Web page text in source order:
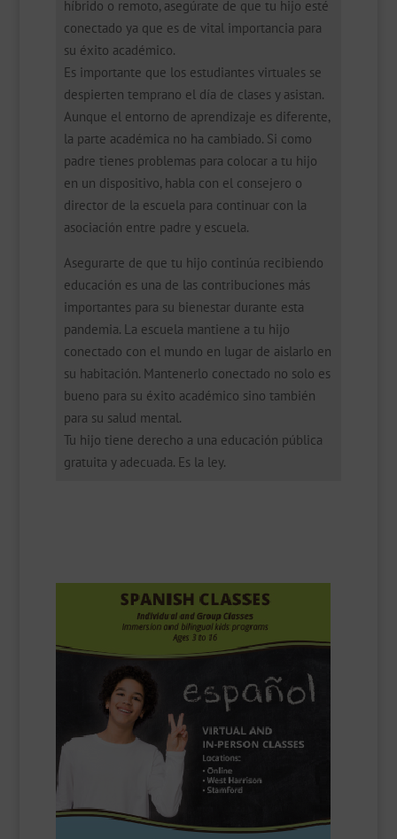
híbrido o remoto, asegúrate de que tu hijo esté
conectado ya que es de vital importancia para
su éxito académico.
Es importante que los estudiantes virtuales se
despierten temprano el día de clases y asistan.
Aunque el entorno de aprendizaje es diferente,
la parte académica no ha cambiado. Si como
padre tienes problemas para colocar a tu hijo
en un dispositivo, habla con el consejero o
director de la escuela para continuar con la
asociación entre padre y escuela.
Asegurarte de que tu hijo continúa recibiendo
educación es una de las contribuciones más
importantes para su bienestar durante esta
pandemia. La escuela mantiene a tu hijo
conectado con el mundo en lugar de aislarlo en
su habitación. Mantenerlo conectado no solo es
bueno para su éxito académico sino también
para su salud mental.
Tu hijo tiene derecho a una educación pública
gratuita y adecuada. Es la ley.